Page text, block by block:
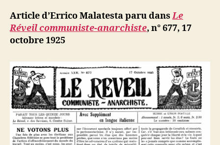
ji
b
et
Article d’Errico Malatesta paru dansLe
Réveil communiste-anarchiste, n° 677, 17
octobre 1925